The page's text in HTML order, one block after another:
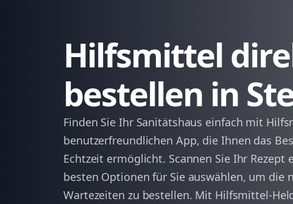
Hilfsmittel
bestellen in
Finden Sie Ihr Sanitätshaus einfach mit
benutzerfreundlichen App, die Ihnen das
Echtzeit ermöglicht. Scannen Sie Ihr Rezept
besten Optionen für Sie auswählen, um
Wartezeiten zu bestellen. Mit Hilfsmittel-